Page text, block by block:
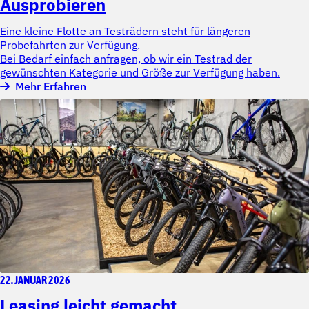
Ausprobieren
Eine kleine Flotte an Testrädern steht für längeren
Probefahrten zur Verfügung.
Bei Bedarf einfach anfragen, ob wir ein Testrad der
gewünschten Kategorie und Größe zur Verfügung haben.
Mehr Erfahren
22. JANUAR 2026